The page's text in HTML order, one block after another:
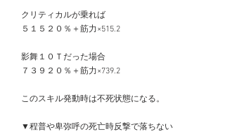
クリティカルが乗れば
５１５２０％＋筋力×515.2
影舞１０Ｔだった場合
７３９２０％＋筋力×739.2
このスキル発動時は不死状態になる。
▼程普や卑弥呼の死亡時反撃で落ちない